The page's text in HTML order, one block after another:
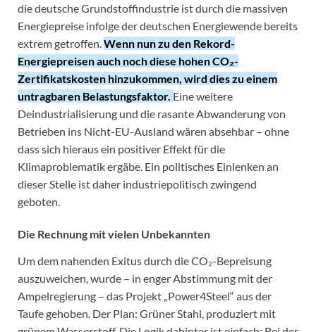
die deutsche Grundstoffindustrie ist durch die massiven
Energiepreise infolge der deutschen Energiewende bereits
extrem getroffen.Wenn nun zu den Rekord-
Energiepreisen auch noch diese hohen CO₂-
Zertifikatskosten hinzukommen, wird dies zu einem
untragbaren Belastungsfaktor. Eine weitere
Deindustrialisierung und die rasante Abwanderung von
Betrieben ins Nicht-EU-Ausland wären absehbar – ohne
dass sich hieraus ein positiver Effekt für die
Klimaproblematik ergäbe. Ein politisches Einlenken an
dieser Stelle ist daher industriepolitisch zwingend
geboten.
Die Rechnung mit vielen Unbekannten
Um dem nahenden Exitus durch die CO₂-Bepreisung
auszuweichen, wurde – in enger Abstimmung mit der
Ampelregierung – das Projekt „Power4Steel“ aus der
Taufe gehoben. Der Plan: Grüner Stahl, produziert mit